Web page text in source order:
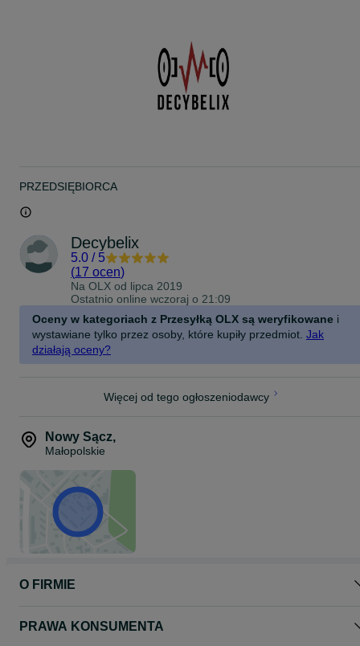
PRZEDSIĘBIORCA
Decybelix
5.0 / 5
(17 ocen)
Na OLX od lipca 2019
Ostatnio online wczoraj o 21:09
Oceny w kategoriach z Przesyłką OLX są weryfikowane i
wystawiane tylko przez osoby, które kupiły przedmiot. Jak
działają oceny?
Więcej od tego ogłoszeniodawcy
Nowy Sącz,
Małopolskie
O FIRMIE
PRAWA KONSUMENTA